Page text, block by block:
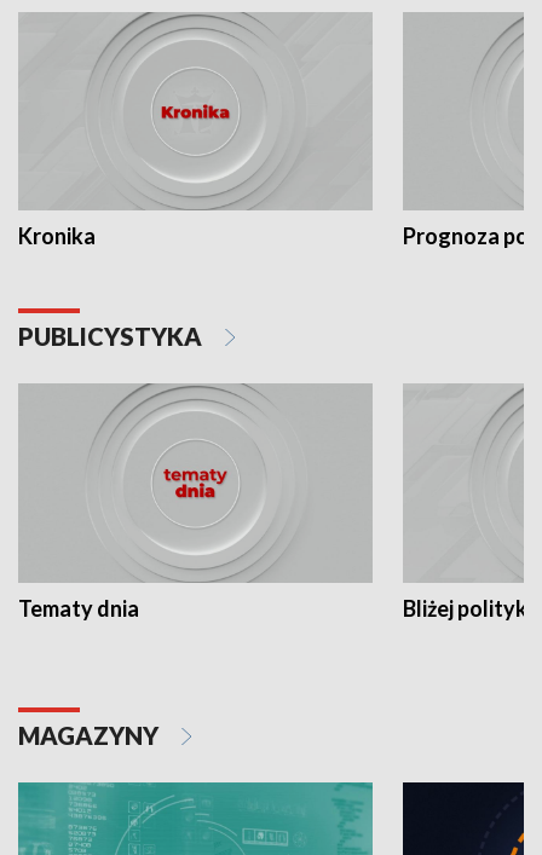
Kronika Prognoza
PUBLICYSTYKA
Tematy dnia Bliżej polityki
MAGAZYNY